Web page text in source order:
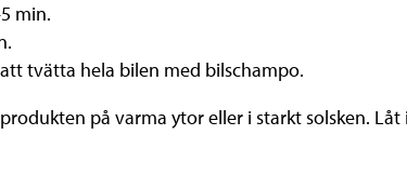
min.
tvätta hela bilen med bilschampo.
på varma ytor eller i starkt solsken.